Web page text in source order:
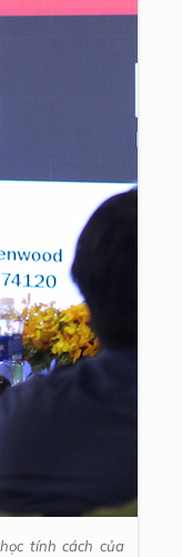
tính cách của